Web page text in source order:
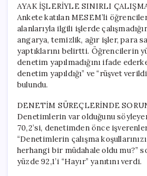
AYAK İŞLERİYLE SINIRLI
Ankete katılan MESEM’li
alanlarıyla ilgili işlerde
angarya, temizlik, ağır işler, para
yaptıklarını belirtti. Öğrencilerin
denetim yapılmadığını ifade
denetim yapıldığı” ve “rüşvet
bulundu.
DENETİM SÜREÇLERİNDE
Denetimlerin var olduğunu
70,2’si, denetimden önce
“Denetimlerin çalışma
herhangi bir müdahale oldu mu?”
yüzde 92,1’i “Hayır” yanıtını verdi.